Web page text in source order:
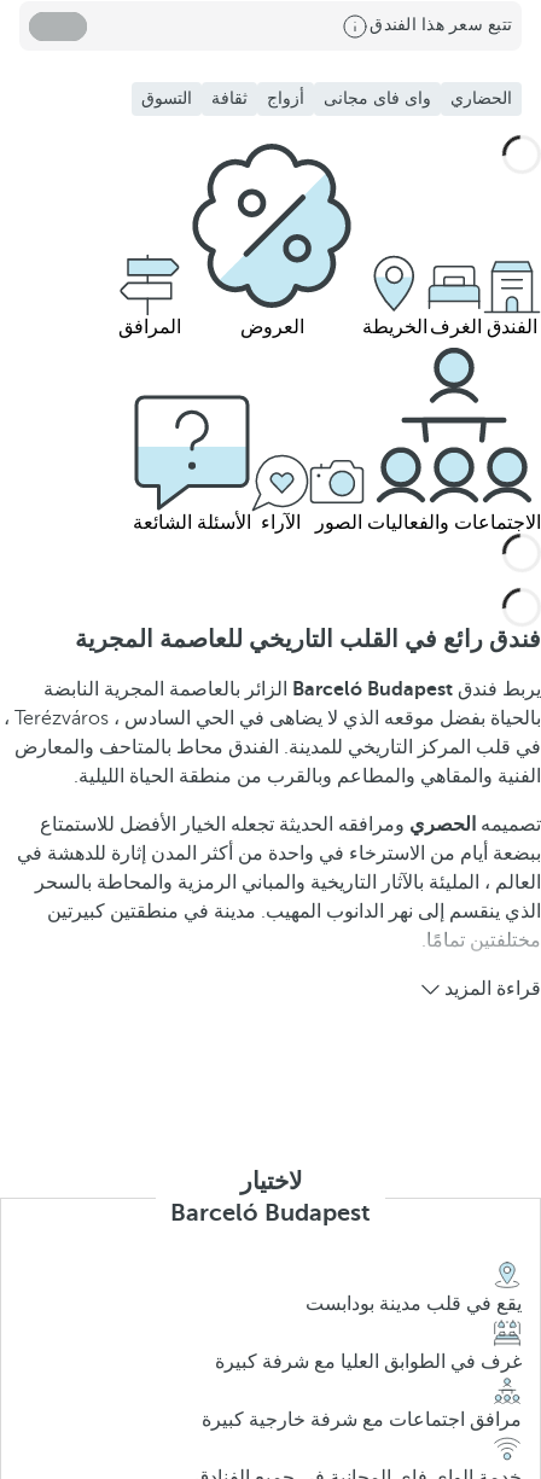
تتبع سعر هذا الفندق
الحضاري واى فاى مجانى أزواج ثقافة التسوق
الفندق الغرف الخريطة العروض المرافق
الاجتماعات والفعاليات الصور الآراء الأسئلة الشائعة
فندق رائع في القلب التاريخي للعاصمة المجرية
يربط فندق Barceló Budapest
الزائر بالعاصمة المجرية النابضة
بالحياة بفضل موقعه الذي لا يضاهى في الحي السادس ، Terézváros ،
في قلب المركز التاريخي للمدينة. الفندق محاط بالمتاحف والمعارض
الفنية والمقاهي والمطاعم وبالقرب من منطقة الحياة الليلية.
تصميمه الحصري ومرافقه الحديثة تجعله الخيار الأفضل للاستمتاع
ببضعة أيام من الاسترخاء في واحدة من أكثر المدن إثارة للدهشة في
العالم ، المليئة بالآثار التاريخية والمباني الرمزية والمحاطة بالسحر
الذي ينقسم إلى نهر الدانوب المهيب. مدينة في منطقتين كبيرتين
مختلفتين تمامًا.
قراءة المزيد
لاختيار
Barceló Budapest
يقع في قلب مدينة بودابست
غرف في الطوابق العليا مع شرفة كبيرة
مرافق اجتماعات مع شرفة خارجية كبيرة